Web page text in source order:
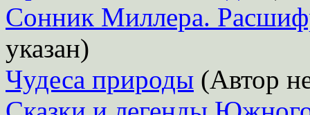
Сонник Миллера.
указан)
Чудеса природы (Автор